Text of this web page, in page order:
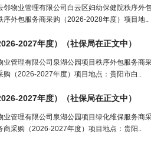
物业管理有限公司白云区妇幼保健院秩序外
外包服务商采购（2026-2028年度）项目地..
2027年度）（社保局在正文中）
管理有限公司泉湖公园项目秩序外包服务商
（2026-2027年度）项目地点：贵阳市白..
2027年度）（社保局在正文中）
管理有限公司泉湖公园项目绿化维保服务商
采购（2026-2027年度）项目地点：贵阳..